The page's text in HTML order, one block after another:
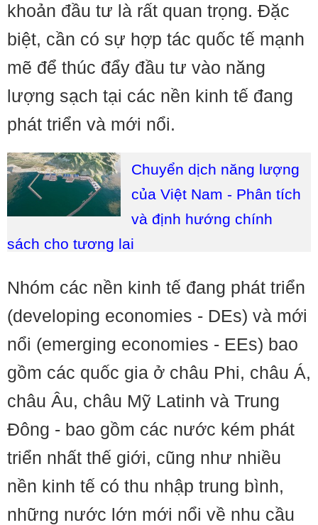
khoản đầu tư là rất quan trọng. Đặc
biệt, cần có sự hợp tác quốc tế mạnh
mẽ để thúc đẩy đầu tư vào năng
lượng sạch tại các nền kinh tế đang
phát triển và mới nổi.
Chuyển dịch năng lượng
của Việt Nam - Phân tích
và định hướng chính
sách cho tương lai
Nhóm các nền kinh tế đang phát triển
(developing economies - DEs) và mới
nổi (emerging economies - EEs) bao
gồm các quốc gia ở châu Phi, châu Á,
châu Âu, châu Mỹ Latinh và Trung
Đông - bao gồm các nước kém phát
triển nhất thế giới, cũng như nhiều
nền kinh tế có thu nhập trung bình,
những nước lớn mới nổi về nhu cầu